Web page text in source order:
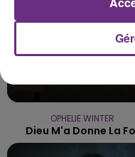
OPHELIE WINTER
Dieu M'a Donne La